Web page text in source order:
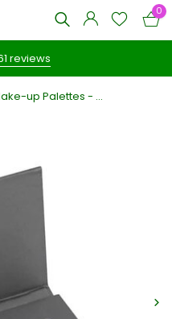
0
reviews
up Palettes - ...